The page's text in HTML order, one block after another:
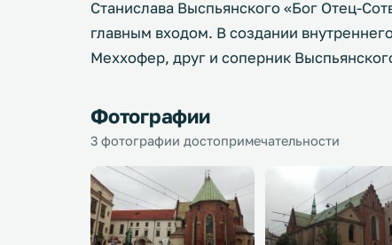
Станислава Выспьянского «Бог Отец-
главным входом. В создании
Меххофер, друг и соперник
Фотографии
3 фотографии достопримечательности